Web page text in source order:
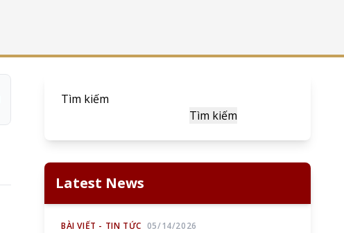
Tìm kiếm
Tìm kiếm
Latest News
BÀI VIẾT - TIN TỨC 05/14/2026